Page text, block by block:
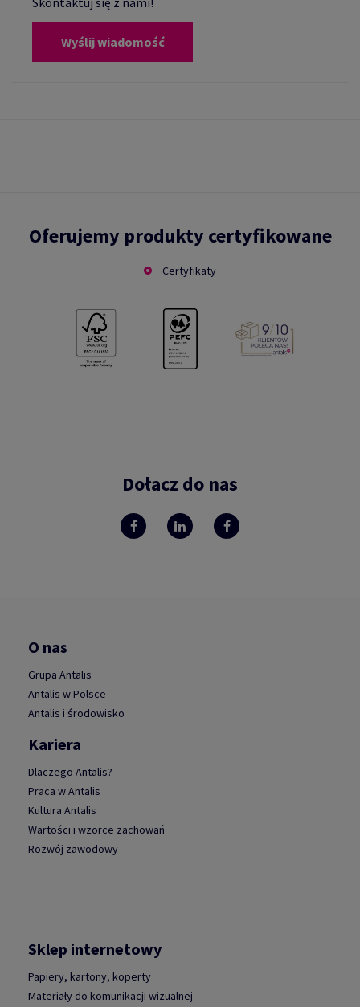
Wyślij wiadomość
Oferujemy produkty certyfikowane
Certyfikaty
Dołacz do nas
O nas
Grupa Antalis
Antalis w Polsce
Antalis i środowisko
Kariera
Dlaczego Antalis?
Praca w Antalis
Kultura Antalis
Wartości i wzorce zachowań
Rozwój zawodowy
Sklep internetowy
Papiery, kartony, koperty
Materiały do komunikacji wizualnej